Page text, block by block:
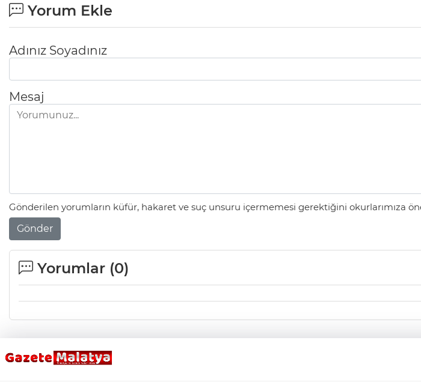
Yorum Ekle
Adınız Soyadınız
Mesaj
Gönderilen yorumların küfür, hakaret ve suç unsuru içermemesi gerektiğini okurlarımıza
Gönder
Yorumlar (0)